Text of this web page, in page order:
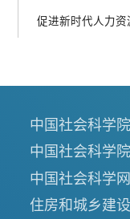
促进新时代人力
中国社会科学
中国社会科学院
中国社会科学网
住房和城乡建